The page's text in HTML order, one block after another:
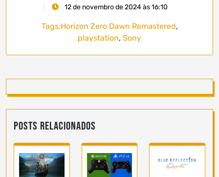
12 de novembro de 2024 às 16:10
Tags:Horizon Zero Dawn Remastered,
playstation, Sony
Posts Relacionados